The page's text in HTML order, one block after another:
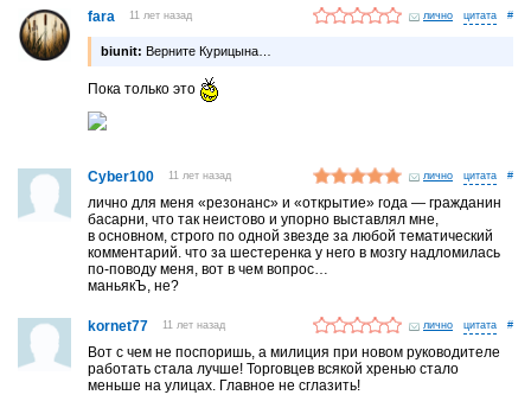
fara 11 лет назад лично #
biunit: Верните Курицына…
Пока только это
Cyber100 11 лет назад лично #
лично для меня «резонанс» и «открытие» года — гражданин
басарни, что так неистово и упорно выставлял мне,
в основном, строго по одной звезде за любой тематический
комментарий. что за шестеренка у него в мозгу надломилась
по-поводу меня, вот в чем вопрос…
маньякЪ, не?
kornet77 11 лет назад лично #
Вот с чем не поспоришь, а милиция при новом руководителе
работать стала лучше! Торговцев всякой хренью стало
меньше на улицах. Главное не сглазить!